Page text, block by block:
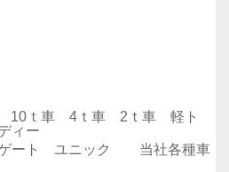
ｔ車 4ｔ車 2ｔ車 軽ト
ィー
ニック 当社各種車